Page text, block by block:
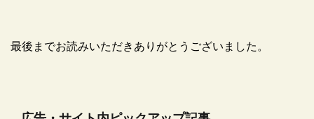
最後までお読みいただきありがとうございました。